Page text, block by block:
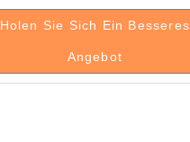
Holen Sie Sich Ein Besseres
Angebot